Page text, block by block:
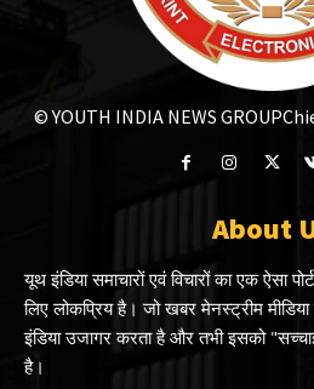
© YOUTH INDIA NEWS GROUP
About
यूथ इंडिया समाचारों एवं विचारों का एक
लिए लोकप्रिय है। जो खबर मेनस्ट्रीम
इंडिया उजागर करता है और तभी इसको
है।